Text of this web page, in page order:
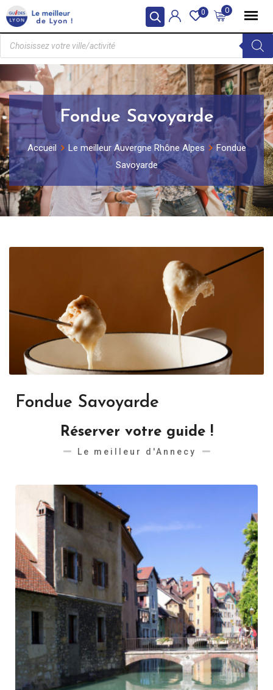
0
0
Fondue Savoyarde
Accueil Le meilleur Auvergne Rhône Alpes
Fondue
Savoyarde
Fondue Savoyarde
Réserver votre guide !
Le meilleur d'Annecy